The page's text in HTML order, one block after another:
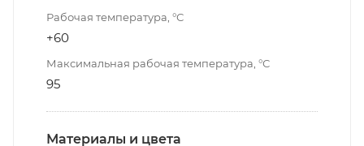
Рабочая температура, °С
+60
Максимальная рабочая температура, °С
95
Материалы и цвета